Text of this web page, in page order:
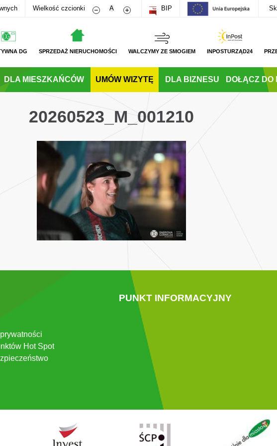
Wielkość czcionki Zmniejsz rozmiar czcionki
A Zwiększ rozmiar czcionki
BIP
DG SPRZEDAŻ NIERUCHOMOŚCI WALCZYMY ZE SMOGIEM INPOSTURZĄD24
DLA MIESZKAŃCÓW UMÓW WIZYTĘ DLA BIZNESU DOŁĄCZ DO
20260523_M_001210
Hot Spot
PUNKT INFORMACYJNY